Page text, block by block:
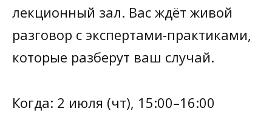
лекционный зал. Вас ждёт живой
разговор с экспертами-практиками,
которые разберут ваш случай.
Когда: 2 июля (чт), 15:00–16:00